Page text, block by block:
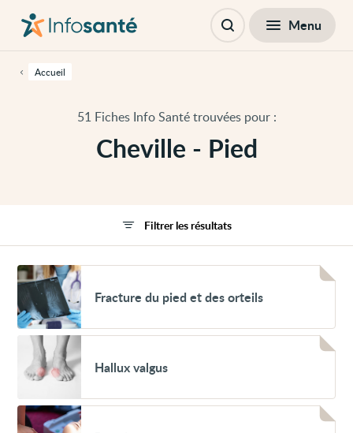
contenu
cette
Cheville - Pied
51 Fiches Info Santé trouvées pour :
Accueil
principale
Ouvrir Menu
Voir
Fracture
pied
et
des
orteils
Fracture du pied et des orteils
Voir
Hallux
valgus
Hallux valgus
Voir
Premiers
Filtrer les résultats
Filtres Fermer